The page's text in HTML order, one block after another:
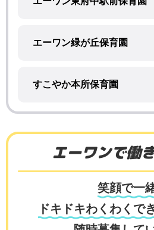
エーワン緑が丘保育園
すこやか本所保育園
エーワンで働
笑顔で一
ドキドキわくわくで